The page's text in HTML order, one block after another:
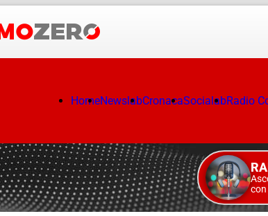
HomeNewslabCronacaSocialabRadio
con